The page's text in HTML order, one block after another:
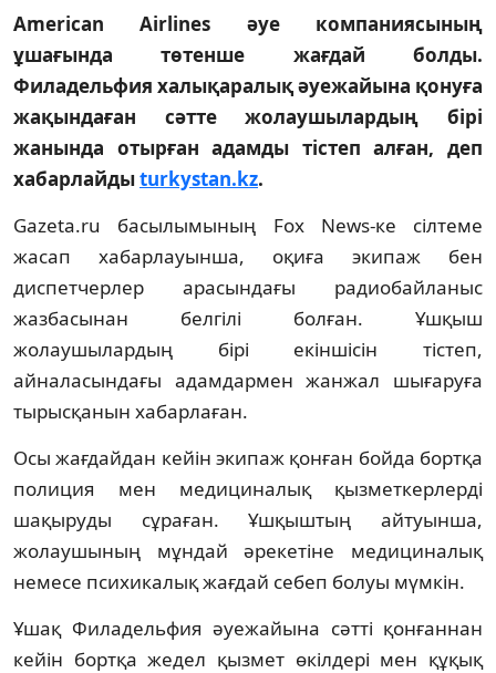
American Airlines әуе компаниясының
ұшағында төтенше жағдай болды.
Филадельфия халықаралық әуежайына қонуға
жақындаған сәтте жолаушылардың бірі
жанында отырған адамды тістеп алған, деп
хабарлайдыturkystan.kz.
Gazeta.ru басылымының Fox News-ке сілтеме
жасап хабарлауынша, оқиға экипаж бен
диспетчерлер арасындағы радиобайланыс
жазбасынан белгілі болған. Ұшқыш
жолаушылардың бірі екіншісін тістеп,
айналасындағы адамдармен жанжал шығаруға
тырысқанын хабарлаған.
Осы жағдайдан кейін экипаж қонған бойда бортқа
полиция мен медициналық қызметкерлерді
шақыруды сұраған. Ұшқыштың айтуынша,
жолаушының мұндай әрекетіне медициналық
немесе психикалық жағдай себеп болуы мүмкін.
Ұшақ Филадельфия әуежайына сәтті қонғаннан
кейін бортқа жедел қызмет өкілдері мен құқық